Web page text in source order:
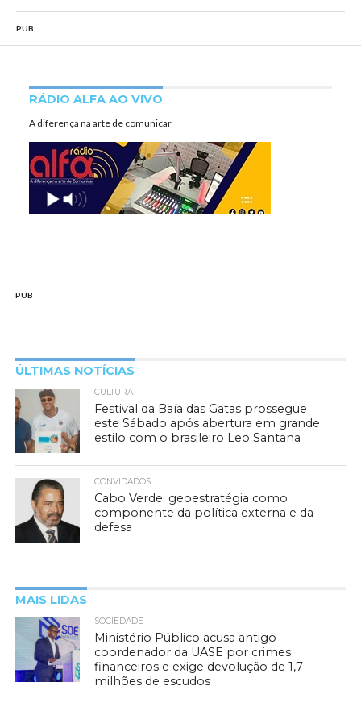
PUB
RÁDIO ALFA AO VIVO
A diferença na arte de comunicar
PUB
ÚLTIMAS NOTÍCIAS
CULTURA
Festival da Baía das Gatas prossegue
este Sábado após abertura em grande
estilo com o brasileiro Leo Santana
CONVIDADOS
Cabo Verde: geoestratégia como
componente da política externa e da
defesa
MAIS LIDAS
SOCIEDADE
Ministério Público acusa antigo
coordenador da UASE por crimes
financeiros e exige devolução de 1,7
milhões de escudos